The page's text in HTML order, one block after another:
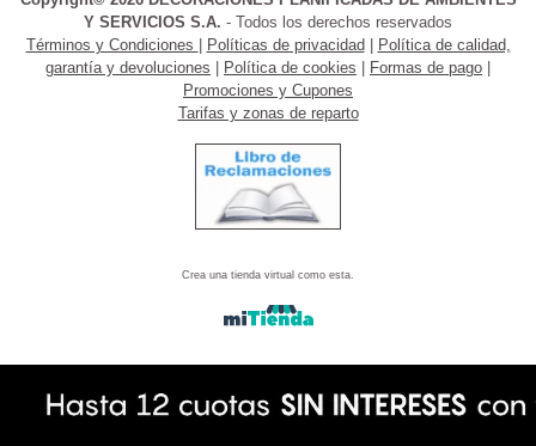
Y SERVICIOS S.A. - Todos los derechos reservados
Términos y Condiciones
Políticas de privacidad
Política de calidad,
garantía y devoluciones
Política de cookies Formas de pago
Promociones y Cupones
Tarifas y zonas de reparto
Crea una tienda virtual como esta.